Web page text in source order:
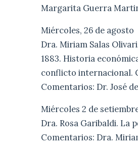
Margarita Guerra
Miércoles, 26 de agosto
Dra. Miriam Salas
1883. Historia
conflicto internacional.
Comentarios: Dr. José
Miércoles 2 de
Dra. Rosa Garibaldi. La
Comentarios: Dra.